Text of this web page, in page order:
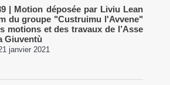
| Motion déposée par Liviu Lean
du groupe "Custruimu l'Avvene"
motions et des travaux de l’Asse
Giuventù
janvier 2021